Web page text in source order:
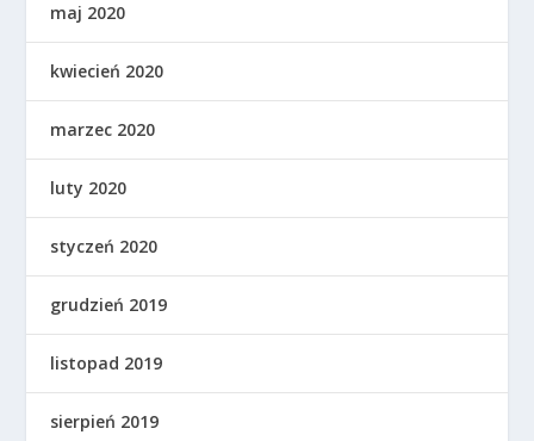
maj 2020
kwiecień 2020
marzec 2020
luty 2020
styczeń 2020
grudzień 2019
listopad 2019
sierpień 2019